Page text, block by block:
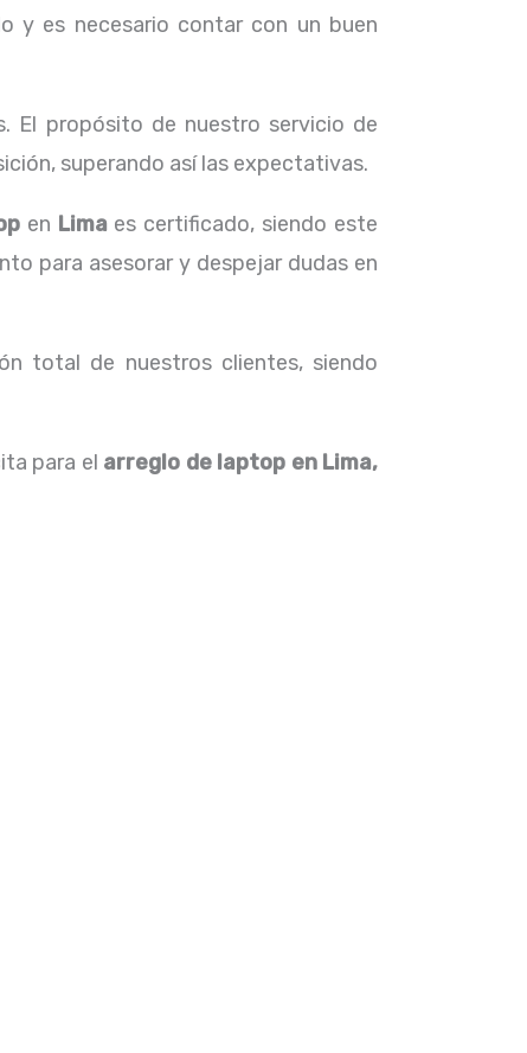
y es necesario contar con un buen
El propósito de nuestro servicio de
superando así las expectativas.
en Limaes certificado, siendo este
para asesorar y despejar dudas en
total de nuestros clientes, siendo
para el arreglo de laptop en Lima,